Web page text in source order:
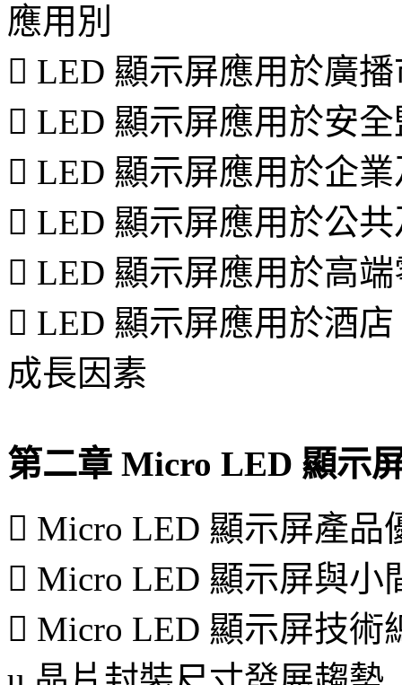
應用別
 LED 顯示屏應用於廣
 LED 顯示屏應用於安
 LED 顯示屏應用於企
 LED 顯示屏應用於公
 LED 顯示屏應用於高
 LED 顯示屏應用於酒
成長因素
第二章 Micro LED 顯示
 Micro LED 顯示屏產品
 Micro LED 顯示屏與小
 Micro LED 顯示屏技術